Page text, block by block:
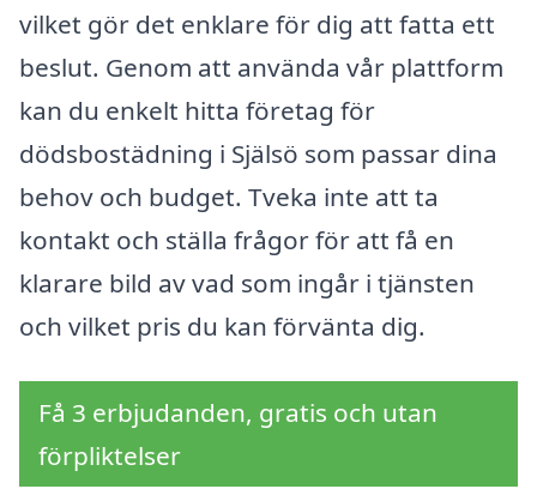
vilket gör det enklare för dig att fatta ett
beslut. Genom att använda vår plattform
kan du enkelt hitta företag för
dödsbostädning i Själsö som passar dina
behov och budget. Tveka inte att ta
kontakt och ställa frågor för att få en
klarare bild av vad som ingår i tjänsten
och vilket pris du kan förvänta dig.
Få 3 erbjudanden, gratis och utan
förpliktelser